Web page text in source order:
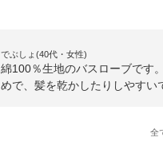
でぶしょ(40代・女性)
綿100％生地のバスローブです
めで、髪を乾かしたりしやすい
全